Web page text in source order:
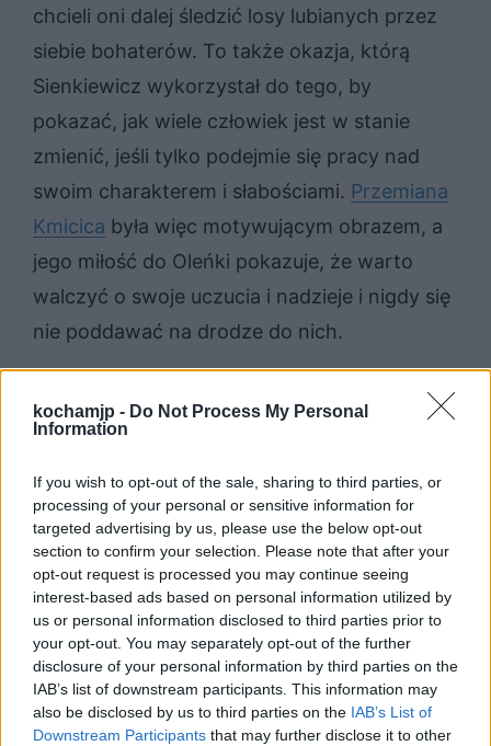
kochamjp - Do Not Process My Personal
Information
If you wish to opt-out of the sale, sharing to third parties, or
processing of your personal or sensitive information for
targeted advertising by us, please use the below opt-out
section to confirm your selection. Please note that after your
opt-out request is processed you may continue seeing
interest-based ads based on personal information utilized by
us or personal information disclosed to third parties prior to
your opt-out. You may separately opt-out of the further
disclosure of your personal information by third parties on the
IAB’s list of downstream participants. This information may
also be disclosed by us to third parties on the IAB’s List of
Downstream Participants that may further disclose it to other
chcieli oni dalej śledzić losy lubianych przez
siebie bohaterów. To także okazja, którą
Sienkiewicz wykorzystał do tego, by
pokazać, jak wiele człowiek jest w stanie
zmienić, jeśli tylko podejmie się pracy nad
swoim charakterem i słabościami. Przemiana
Kmicica była więc motywującym obrazem, a
jego miłość do Oleńki pokazuje, że warto
walczyć o swoje uczucia i nadzieje i nigdy się
nie poddawać na drodze do nich.
Problematyka dzieła Sienkiewicza pokazuje
więc ludzkie wzloty i upadki, ale jej głównym
nadziei na lepsze jutro, które można
stworzyć, ciężko pracując na jego rzecz.
Sprawdź także:
Róż­ne wi­ze­run­ki czło­wie­ka za­ko­cha­
ne­go. Omów za­gad­nie­nie na pod­sta­
wie Lal­ki Bo­le­sła­wa Pru­sa. W swo­jej